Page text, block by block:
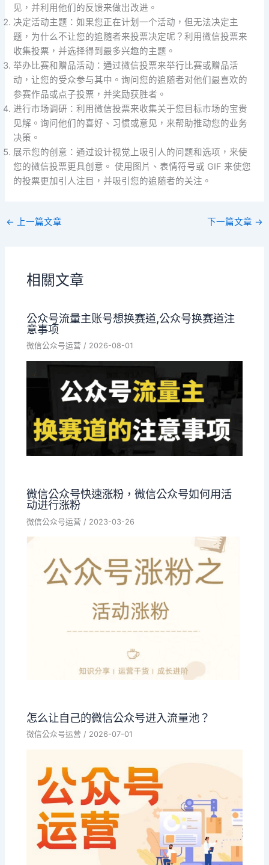
见，并利用他们的反馈来做出改进。
决定活动主题：如果您正在计划一个活动，但无法决定主
题，为什么不让您的追随者来投票决定呢？利用微信投票来
收集投票，并选择得到最多兴趣的主题。
举办比赛和赠品活动：通过微信投票来举行比赛或赠品活
动，让您的受众参与其中。询问您的追随者对他们最喜欢的
参赛作品或点子投票，并奖励获胜者。
进行市场调研：利用微信投票来收集关于您目标市场的宝贵
见解。询问他们的喜好、习惯或意见，来帮助推动您的业务
决策。
展示您的创意：通过设计视觉上吸引人的问题和选项，来使
您的微信投票更具创意。 使用图片、表情符号或 GIF 来使您
的投票更加引人注目，并吸引您的追随者的关注。
← 上一篇文章 下一篇文章 →
相關文章
公众号流量主账号想换赛道,公众号换赛道注
意事项
微信公众号运营 / 2026-08-01
微信公众号快速涨粉，微信公众号如何用活
动进行涨粉
微信公众号运营 / 2023-03-26
怎么让自己的微信公众号进入流量池？
微信公众号运营 / 2026-07-01